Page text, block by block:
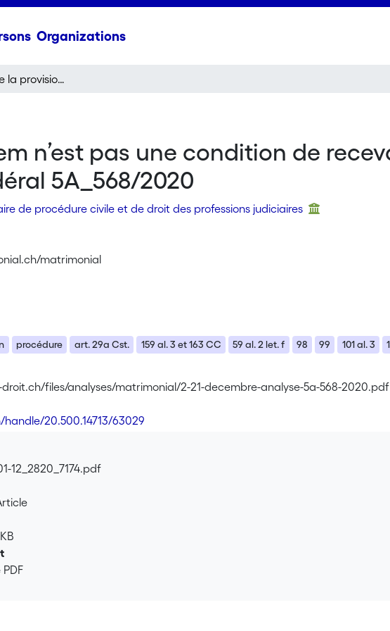
Organizations
Le paiement de la provisio ad litem n’est pas une condition de recevabilité : analyse de l’arrêt du Tribunal fédéral 5A_568/2020
n’est pas une condition de
5A_568/2020
de procédure civile et de droit des professions judiciaires
matrimonial
procédure art. 29a Cst. 159 al. 3 et 163 CC 59 al. 2 let. f 98 99 101 al. 3
files/analyses/matrimonial/2-21-decembre-analyse-5a-568-2020.pdf
20.500.14713/63029
12_2820_7174.pdf